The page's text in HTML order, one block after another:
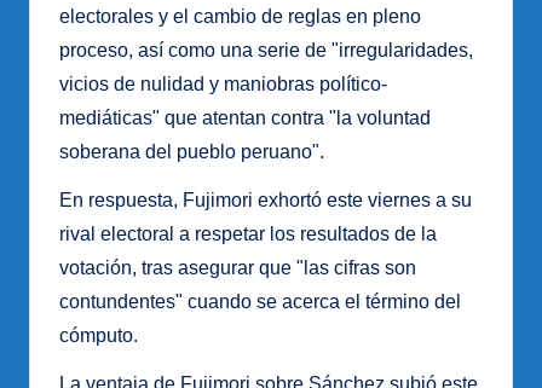
electorales y el cambio de reglas en pleno
proceso, así como una serie de "irregularidades,
vicios de nulidad y maniobras político-
mediáticas" que atentan contra "la voluntad
soberana del pueblo peruano".
En respuesta, Fujimori exhortó este viernes a su
rival electoral a respetar los resultados de la
votación, tras asegurar que "las cifras son
contundentes" cuando se acerca el término del
cómputo.
La ventaja de Fujimori sobre Sánchez subió este